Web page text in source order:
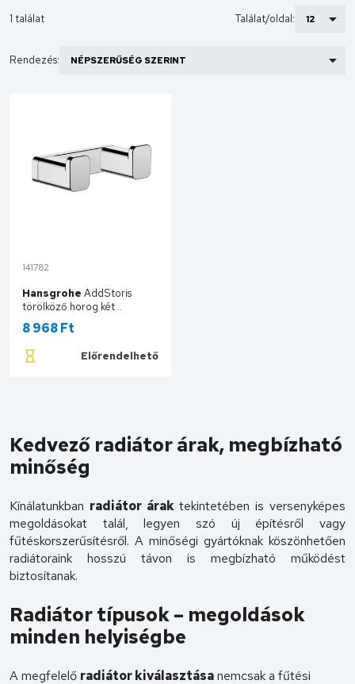
1 találat Találat/oldal:
Rendezés:
141782
Hansgrohe AddStoris
törölköző horog két
kampóval, króm 41755000
8 968 Ft
Előrendelhető
Kosárba
Kedvező radiátor árak, megbízható
minőség
Kínálatunkban radiátor áraktekintetében is versenyképes
megoldásokat talál, legyen szó új építésről vagy
fűtéskorszerűsítésről. A minőségi gyártóknak köszönhetően
radiátoraink hosszú távon is megbízható működést
biztosítanak.
Radiátor típusok – megoldások
minden helyiségbe
A megfelelő radiátor kiválasztásanemcsak a fűtési